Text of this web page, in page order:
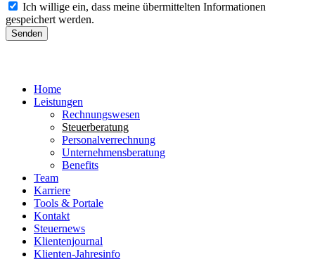
Ich willige ein, dass meine übermittelten Informationen
gespeichert werden.
Senden
Home
Leistungen
Rechnungswesen
Steuerberatung
Personalverrechnung
Unternehmensberatung
Benefits
Team
Karriere
Tools & Portale
Kontakt
Steuernews
Klientenjournal
Klienten-Jahresinfo